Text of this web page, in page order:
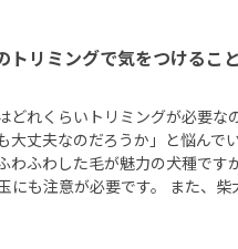
トリミングで気をつけるこ
どれくらいトリミングが必要な
大丈夫なのだろうか」と悩んで
わふわした毛が魅力の犬種です
にも注意が必要です。 また、柴